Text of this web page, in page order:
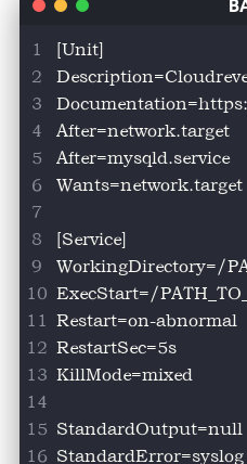
[Unit]
After=network.target
After=mysqld.service
Wants=network.target
[Service]
WorkingDirectory=/
ExecStart=/
Restart=on-abnormal
RestartSec=5s
KillMode=mixed
StandardOutput=null
StandardError=syslog